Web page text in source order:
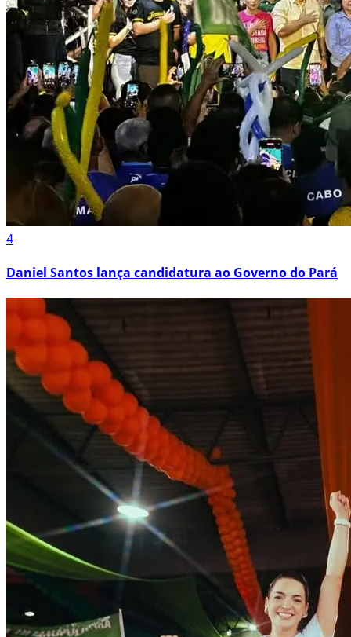
4
Daniel Santos lança candidatura ao Governo do Pará